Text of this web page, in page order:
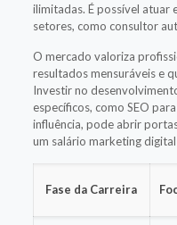
ilimitadas. É possível atuar
setores, como consultor
O mercado valoriza
resultados mensuráveis e
Investir no
específicos, como SEO
influência, pode abrir
um salário marketing
Fase da Carreira